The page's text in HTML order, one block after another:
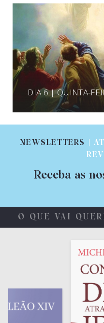
DIA 6 | QUINTA-
NEWSLETTERS
|
Receba as
O QUE VAI